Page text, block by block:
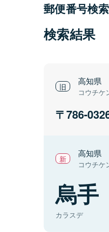
郵便番号検索
検索結果
高知県
コウチケ
786-
高知県
コウチケ
烏手
カラスデ